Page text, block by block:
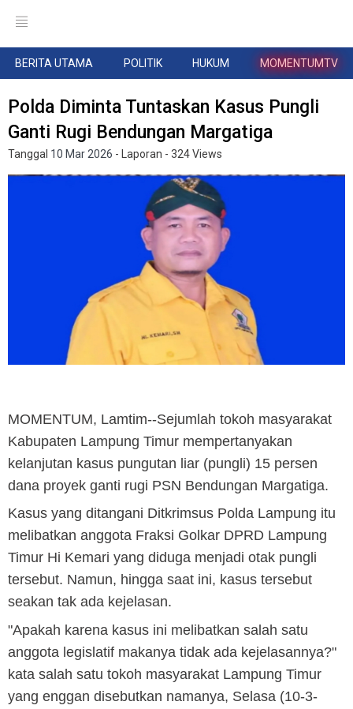
BERITA UTAMA POLITIK HUKUM MOMENTUMTV
Polda Diminta Tuntaskan Kasus Pungli
Ganti Rugi Bendungan Margatiga
Tanggal 10 Mar 2026 - Laporan - 324 Views
MOMENTUM, Lamtim--Sejumlah tokoh masyarakat
Kabupaten Lampung Timur mempertanyakan
kelanjutan kasus pungutan liar (pungli) 15 persen
dana proyek ganti rugi PSN Bendungan Margatiga.
Kasus yang ditangani Ditkrimsus Polda Lampung itu
melibatkan anggota Fraksi Golkar DPRD Lampung
Timur Hi Kemari yang diduga menjadi otak pungli
tersebut. Namun, hingga saat ini, kasus tersebut
seakan tak ada kejelasan.
"Apakah karena kasus ini melibatkan salah satu
anggota legislatif makanya tidak ada kejelasannya?"
kata salah satu tokoh masyarakat Lampung Timur
yang enggan disebutkan namanya, Selasa (10-3-